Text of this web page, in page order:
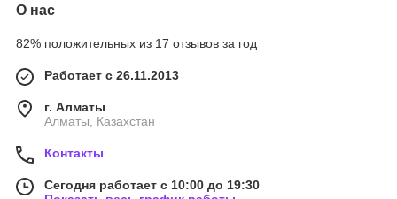
О нас
82% положительных из 17 отзывов за год
Работает с 26.11.2013
г. Алматы
Алматы, Казахстан
Контакты
Сегодня работает с 10:00 до 19:30